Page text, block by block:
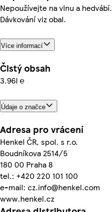
Nepoužívejte na vlnu a hedvábí.
Dávkování viz obal.
Více informací
Čistý obsah
3.96l ℮
Údaje o značce
Adresa pro vrácení
Henkel ČR, spol. s r.o.
Boudníkova 2514/5
180 00 Praha 8
tel.: +420 220 101 100
e-mail: cz.info@henkel.com
www.henkel.cz